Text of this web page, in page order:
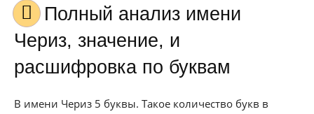
Полный анализ имени
Чериз, значение, и
расшифровка по буквам
В имени Чериз 5 буквы. Такое количество букв в